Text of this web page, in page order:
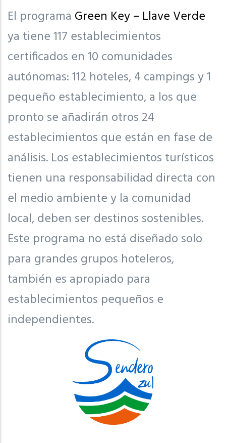
El programa Green Key – Llave Verde
ya tiene 117 establecimientos
certificados en 10 comunidades
autónomas: 112 hoteles, 4 campings y 1
pequeño establecimiento, a los que
pronto se añadirán otros 24
establecimientos que están en fase de
análisis. Los establecimientos turísticos
tienen una responsabilidad directa con
el medio ambiente y la comunidad
local, deben ser destinos sostenibles.
Este programa no está diseñado solo
para grandes grupos hoteleros,
también es apropiado para
establecimientos pequeños e
independientes.